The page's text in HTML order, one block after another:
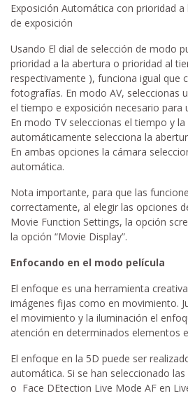
Exposición Automática con prioridad
de exposición
Usando El dial de selección de modo
prioridad a la abertura o prioridad al
respectivamente ), funciona igual que
fotografías. En modo AV, seleccionas
el tiempo e exposición necesario para
En modo TV seleccionas el tiempo y la
automáticamente selecciona la
En ambas opciones la cámara
automática.
Nota importante, para que las
correctamente, al elegir las opciones
Movie Function Settings, la opción
la opción “Movie Display”.
Enfocando en el modo película
El enfoque es una herramienta
imágenes fijas como en movimiento.
el movimiento y la iluminación el
atención en determinados elementos
El enfoque en la 5D puede ser
automática. Si se han seleccionado
o Face DEtection Live Mode AF en